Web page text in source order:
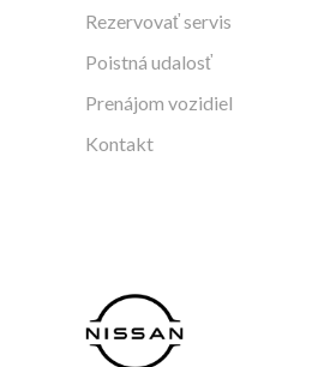
Rezervovať servis
Poistná udalosť
Prenájom vozidiel
Kontakt